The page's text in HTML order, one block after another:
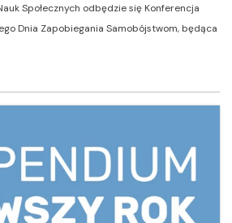
Społecznych odbędzie się Konferencja
Dnia Zapobiegania Samobójstwom, będąca